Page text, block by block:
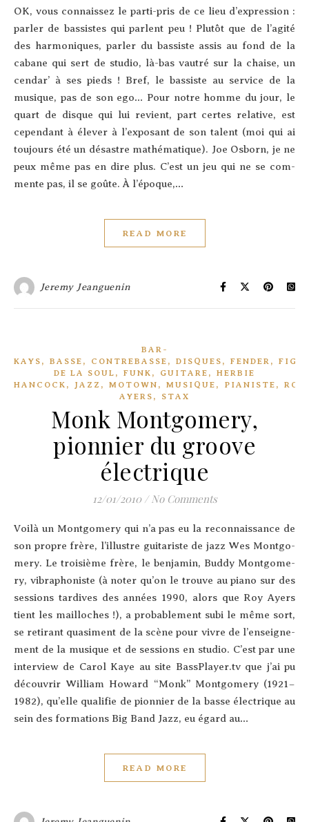
OK, vous connais­sez le par­ti-pris de ce lieu d’ex­pres­sion :
par­ler de bas­sistes qui parlent peu ! Plu­tôt que de l’a­gi­té
des har­mo­niques, par­ler du bas­siste assis au fond de la
cabane qui sert de stu­dio, là-bas vau­tré sur la chaise, un
cen­dar’ à ses pieds ! Bref, le bas­siste au ser­vice de la
musique, pas de son ego… Pour notre homme du jour, le
quart de disque qui lui revient, part certes rela­tive, est
cepen­dant à éle­ver à l’ex­po­sant de son talent (moi qui ai
tou­jours été un désastre mathé­ma­tique). Joe Osborn, je ne
peux même pas en dire plus. C’est un jeu qui ne se com­
mente pas, il se goûte. À l’é­poque,…
READ MORE
Jeremy Jeanguenin
BAR-
KAYS , BASSE , CONTREBASSE , DISQUES , FENDER ,
DE LA SOUL , FUNK , GUITARE , HERBIE
HANCOCK , JAZZ , MOTOWN , MUSIQUE , PIANISTE , ROY
AYERS , STAX
Monk Montgomery,
pionnier du groove
électrique
12/01/2010 / No Comments
Voi­là un Mont­go­me­ry qui n’a pas eu la recon­nais­sance de
son propre frère, l’illustre gui­ta­riste de jazz Wes Mont­go­
me­ry. Le troi­sième frère, le ben­ja­min, Bud­dy Mont­go­me­
ry, vibra­pho­niste (à noter qu’on le trouve au pia­no sur des
ses­sions tar­dives des années 1990, alors que Roy Ayers
tient les mailloches !), a pro­ba­ble­ment subi le même sort,
se reti­rant qua­si­ment de la scène pour vivre de l’en­sei­gne­
ment de la musique et de ses­sions en studio. C’est par une
inter­view de Carol Kaye au site BassPlayer.tv que j’ai pu
décou­vrir William Howard “Monk” Mont­go­me­ry (1921 –
1982), qu’elle qua­li­fie de pion­nier de la basse élec­trique au
sein des for­ma­tions Big Band Jazz, eu égard au…
READ MORE